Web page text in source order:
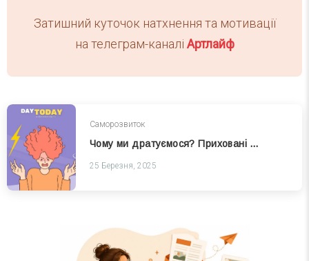
Затишний куточок натхнення та мотивації
на телеграм-каналі Артлайф
Саморозвиток
Чому ми дратуємося? Приховані причини роздратування
25 Березня, 2025